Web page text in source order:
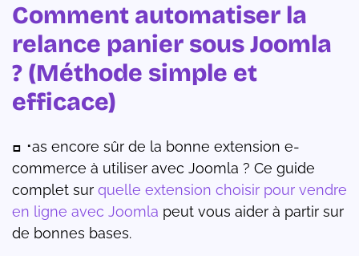
Comment automatiser la
relance panier sous Joomla
? (Méthode simple et
efficace)
ߛ⠐as encore sûr de la bonne extension e-
commerce à utiliser avec Joomla ? Ce guide
complet sur quelle extension choisir pour vendre
en ligne avec Joomla peut vous aider à partir sur
de bonnes bases.